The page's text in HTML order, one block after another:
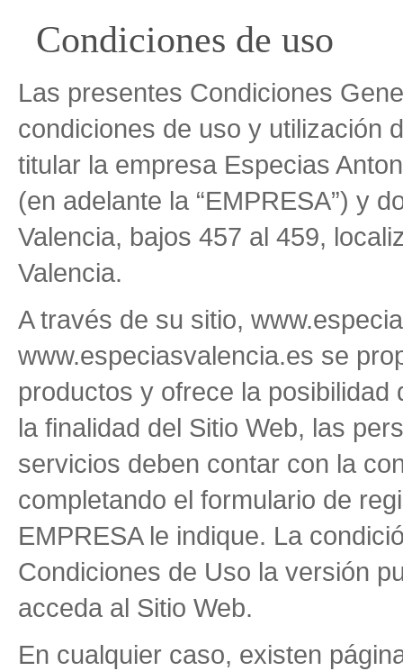
Condiciones de uso
Las presentes Condiciones
condiciones de uso y utilización
titular la empresa Especias
(en adelante la “EMPRESA”) y
Valencia, bajos 457 al 459,
Valencia.
A través de su sitio,
www.especiasvalencia.es se
productos y ofrece la
la finalidad del Sitio Web, las
servicios deben contar con la
completando el formulario de
EMPRESA le indique. La
Condiciones de Uso la versión
acceda al Sitio Web.
En cualquier caso, existen